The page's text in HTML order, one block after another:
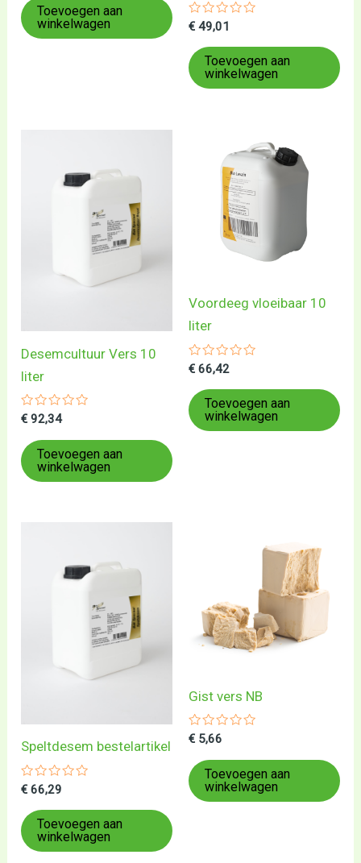
5
Toevoegen aan
winkelwagen
Gewaardeerd
uit
5
€ 49,01
Toevoegen aan
winkelwagen
Desemcultuur Vers 10
liter
Gewaardeerd
uit
5
€ 92,34
Toevoegen aan
winkelwagen
Voordeeg vloeibaar 10
liter
Gewaardeerd
uit
5
€ 66,42
Toevoegen aan
winkelwagen
Speltdesem bestelartikel
Gewaardeerd
uit
5
€ 66,29
Toevoegen aan
winkelwagen
Gist vers NB
Gewaardeerd
uit
5
€ 5,66
Toevoegen aan
winkelwagen